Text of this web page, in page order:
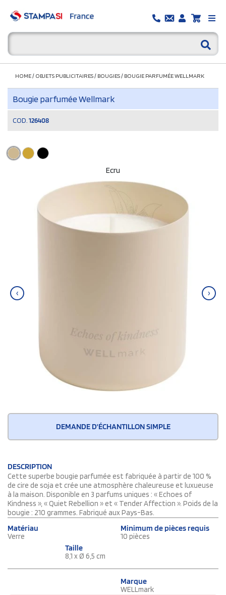
HOME/ OBJETS PUBLICITAIRES/ BOUGIES/ BOUGIE PARFUMÉE WELLMARK
Bougie parfumée Wellmark
COD. 126408
Ecru
‹ ›
DEMANDE D'ÉCHANTILLON SIMPLE
DESCRIPTION
Cette superbe bougie parfumée est fabriquée à partir de 100 %
de cire de soja et crée une atmosphère chaleureuse et luxueuse
à la maison. Disponible en 3 parfums uniques : « Echoes of
Kindness », « Quiet Rebellion » et « Tender Affection ». Poids de la
bougie : 210 grammes. Fabriqué aux Pays-Bas.
Matériau
Verre
Minimum de pièces requis
10 pièces
Taille
8,1 x Ø 6,5 cm
Marque
WELLmark